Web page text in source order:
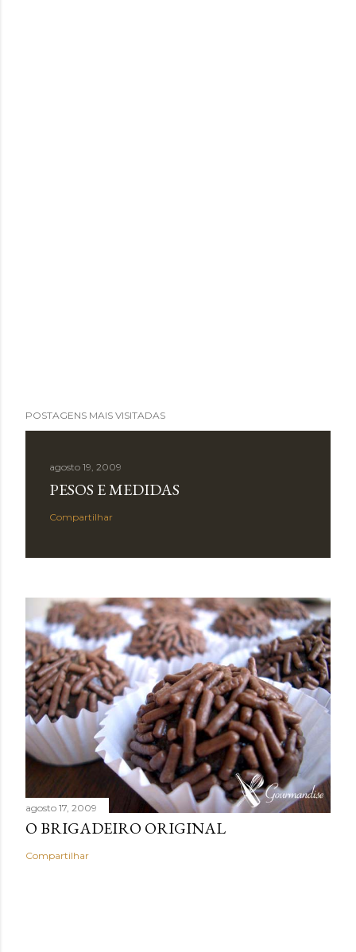
POSTAGENS MAIS VISITADAS
agosto 19, 2009
PESOS E MEDIDAS
Compartilhar
agosto 17, 2009
O BRIGADEIRO ORIGINAL
Compartilhar